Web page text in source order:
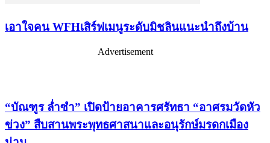
เอาใจคน WFHเสิร์ฟเมนูระดับมิชลินแนะนำถึงบ้าน
Advertisement
“บัณฑูร ล่ำซำ” เปิดป้ายอาคารศรัทธา “อาศรมวัดหัว
ข่วง” สืบสานพระพุทธศาสนาและอนุรักษ์มรดกเมือง